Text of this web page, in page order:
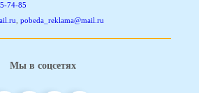
74-85
, pobeda_reklama@mail.ru
Мы в соцсетях